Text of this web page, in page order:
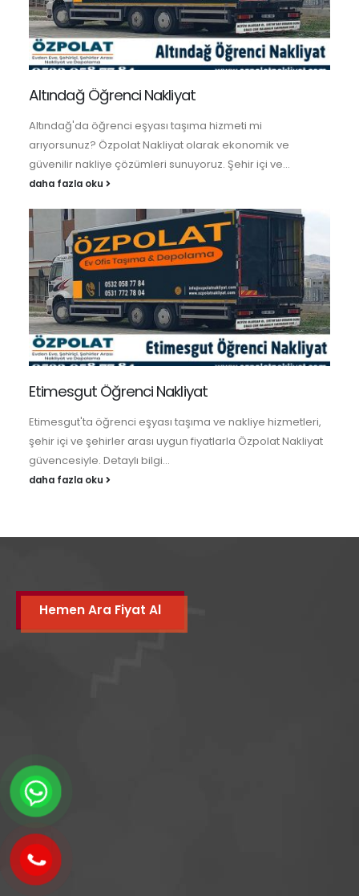
Altındağ Öğrenci Nakliyat
Altındağ'da öğrenci eşyası taşıma hizmeti mi
arıyorsunuz? Özpolat Nakliyat olarak ekonomik ve
güvenilir nakliye çözümleri sunuyoruz. Şehir içi ve...
daha fazla oku
Etimesgut Öğrenci Nakliyat
Etimesgut'ta öğrenci eşyası taşıma ve nakliye hizmetleri,
şehir içi ve şehirler arası uygun fiyatlarla Özpolat Nakliyat
güvencesiyle. Detaylı bilgi...
daha fazla oku
Hemen Ara Fiyat Al